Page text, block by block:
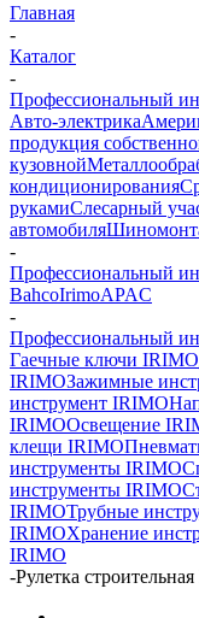
Главная
-
Каталог
-
Профессиональный
Авто-электрика
продукция
кузовной
кондиционирования
рукамиСлесарный
автомобиля
-
Профессиональный
BahcoIrimoAPAC
-
Профессиональный
Гаечные ключи IRIMO
IRIMOЗажимные
инструмент IRIMO
IRIMOОсвещение
клещи IRIMO
инструменты IRIMO
инструменты IRIMO
IRIMOТрубные
IRIMOХранение
IRIMO
-Рулетка